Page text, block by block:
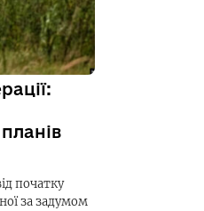
початку
за задумом